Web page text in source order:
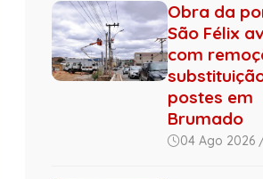
Obra da
São Félix
com
postes em
Brumado
04 Ago 2026